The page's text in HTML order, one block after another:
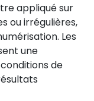
appliqué sur
ou irrégulières,
Les
une
de